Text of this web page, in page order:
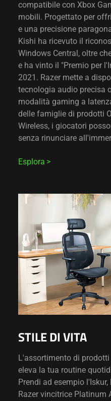
compatibile con Xbox
mobili. Progettato per
e una precisione
Kishi ha ricevuto il
Windows Central, oltre
e ha vinto il "Premio per
2021. Razer mette a
tecnologia audio precisa
modalità gaming a
delle famiglie di prodotti
Wireless, i giocatori
senza rinunciare
Esplora
STILE DI VITA
L'assortimento di
eleva la tua routine
Prendi ad esempio
Razer vincitrice Platinum